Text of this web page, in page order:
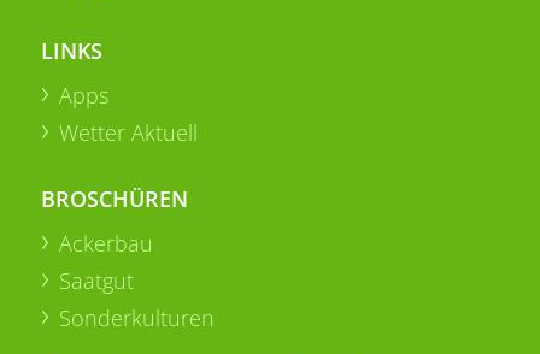
LINKS
Apps
Wetter Aktuell
BROSCHÜREN
Ackerbau
Saatgut
Sonderkulturen